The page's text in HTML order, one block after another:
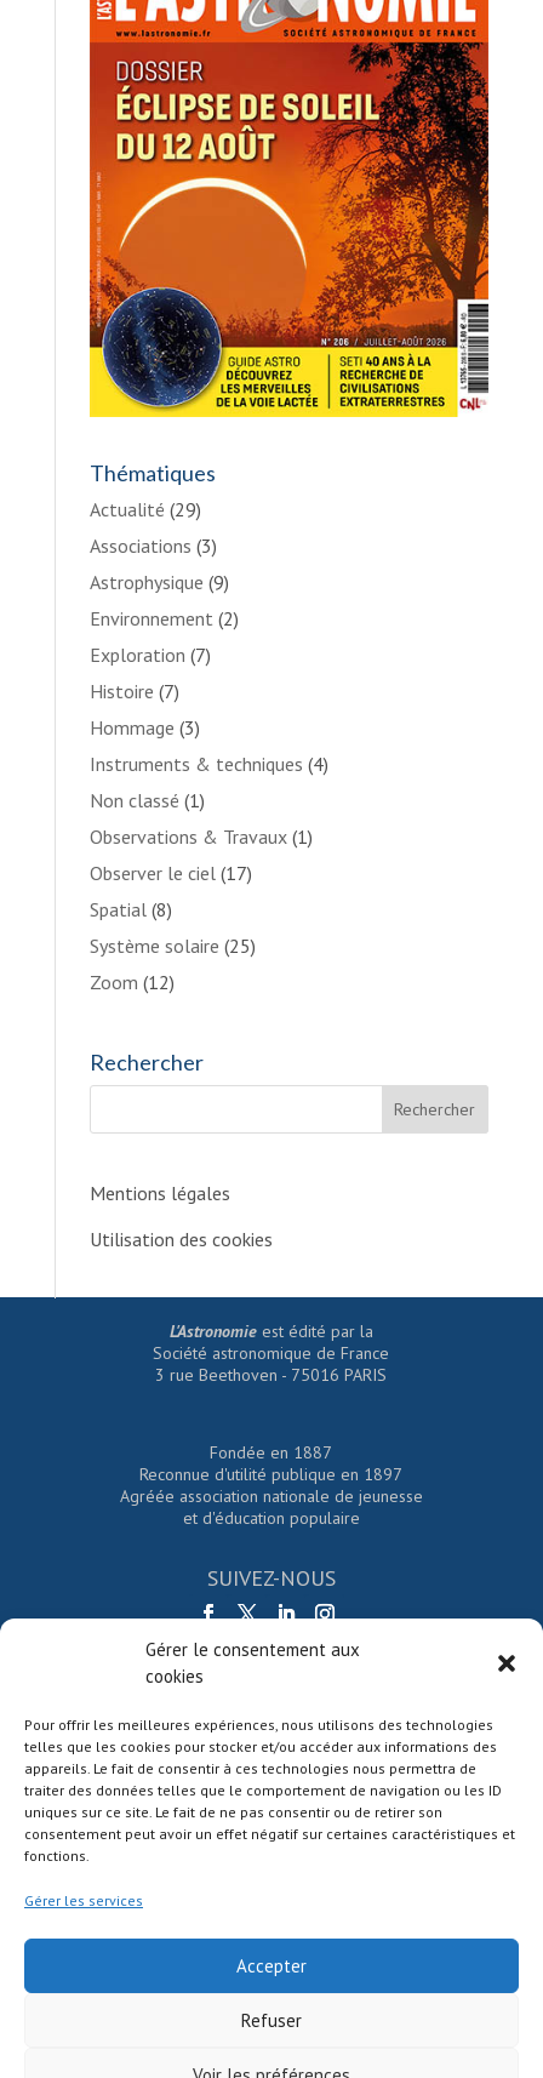
Gérer le consentement aux
cookies
Pour offrir les meilleures expériences, nous utilisons des technologies
telles que les cookies pour stocker et/ou accéder aux informations des
appareils. Le fait de consentir à ces technologies nous permettra de
traiter des données telles que le comportement de navigation ou les ID
uniques sur ce site. Le fait de ne pas consentir ou de retirer son
consentement peut avoir un effet négatif sur certaines caractéristiques et
fonctions.
Gérer les services
Accepter
Refuser
Thématiques
Actualité (29)
Associations (3)
Astrophysique (9)
Environnement(2)
Exploration (7)
Histoire (7)
Hommage (3)
Instruments & techniques (4)
Non classé (1)
Observations & Travaux(1)
Observer le ciel(17)
Spatial(8)
Système solaire (25)
Zoom (12)
Rechercher
Mentions légales
Utilisation des cookies
L'Astronomieest édité par la
Société astronomique de France
3 rue Beethoven - 75016 PARIS
Fondée en 1887
Reconnue d'utilité publique en 1897
Agréée association nationale de jeunesse
et d'éducation populaire
SUIVEZ-NOUS
Mentions légales